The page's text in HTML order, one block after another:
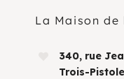
La Maison de
340, rue
Trois-